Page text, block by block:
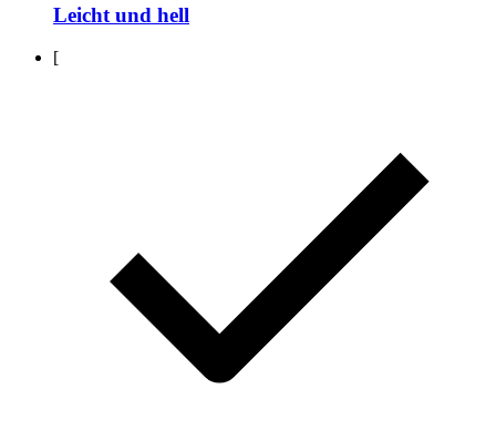
Leicht und hell
[